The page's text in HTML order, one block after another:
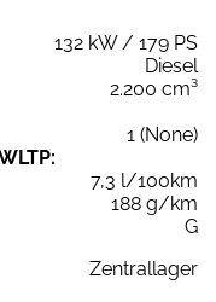
132 kW / 179 PS
Diesel
2.200 cm³
1 (None)
7,3 l/100km
188 g/km
G
Zentrallager